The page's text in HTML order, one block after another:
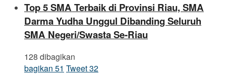
Top 5 SMA Terbaik di Provinsi Riau, SMA
Darma Yudha Unggul Dibanding Seluruh
SMA Negeri/Swasta Se-Riau
128 dibagikan
bagikan 51 Tweet32